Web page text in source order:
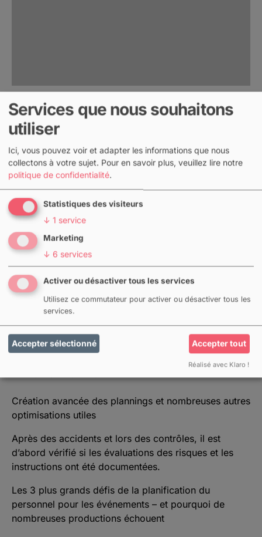
Comment CrewBrain vous aide à
planifier votre Parade de
Carnaval
3. mars 2025
Le carnaval est une période excitante, mais aussi
exigeante – surtout pour les organisateurs
d’événements qui doivent coordonner de grandes
équipes, les costumes, les mesures de sécurité et la
logistique.…
Voir le blog post
Search for:
ARTICLES RÉCENTS
Création avancée des plannings et nombreuses autres
optimisations utiles
Après des accidents et lors des contrôles, il est
d’abord vérifié si les évaluations des risques et les
instructions ont été documentées.
Les 3 plus grands défis de la planification du
personnel pour les événements – et pourquoi de
nombreuses productions échouent
Services que nous souhaitons
utiliser
Ici, vous pouvez voir et adapter les informations que nous
collectons à votre sujet. Pour en savoir plus, veuillez lire notre
politique de confidentialité.
Statistiques des visiteurs
↓ 1 service
Marketing
↓ 6 services
Activer ou désactiver tous les services
Utilisez ce commutateur pour activer ou désactiver tous les
services.
Accepter sélectionné Accepter tout
Réalisé avec Klaro !